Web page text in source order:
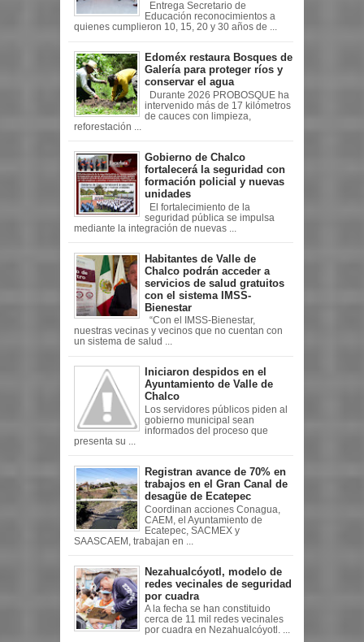
Entrega Secretario de
Educación reconocimientos a
quienes cumplieron 10, 15, 20 y 30 años de ...
Edoméx restaura Bosques de
Galería para proteger ríos y
conservar el agua
Durante 2026 PROBOSQUE ha
intervenido más de 17 kilómetros
de cauces con limpieza,
reforestación ...
Gobierno de Chalco
fortalecerá la seguridad con
formación policial y nuevas
unidades
El fortalecimiento de la
seguridad pública se impulsa
mediante la integración de nuevas ...
Habitantes de Valle de
Chalco podrán acceder a
servicios de salud gratuitos
con el sistema IMSS-
Bienestar
“Con el IMSS-Bienestar,
nuestras vecinas y vecinos que no cuentan con
un sistema de salud ...
Iniciaron despidos en el
Ayuntamiento de Valle de
Chalco
Los servidores públicos piden al
gobierno municipal sean
informados del proceso que
presenta su ...
Registran avance de 70% en
trabajos en el Gran Canal de
desagüe de Ecatepec
Coordinan acciones Conagua,
CAEM, el Ayuntamiento de
Ecatepec, SACMEX y
SAASCAEM, trabajan en ...
Nezahualcóyotl, modelo de
redes vecinales de seguridad
por cuadra
A la fecha se han constituido
cerca de 11 mil redes vecinales
por cuadra en Nezahualcóyotl. ...